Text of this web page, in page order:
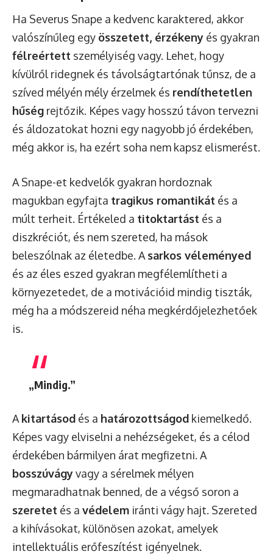
Ha Severus Snape a kedvenc karaktered, akkor
valószínűleg egy összetett, érzékeny és gyakran
félreértett személyiség vagy. Lehet, hogy
kívülről ridegnek és távolságtartónak tűnsz, de a
szíved mélyén mély érzelmek és rendíthetetlen
hűség rejtőzik. Képes vagy hosszú távon tervezni
és áldozatokat hozni egy nagyobb jó érdekében,
még akkor is, ha ezért soha nem kapsz elismerést.
A Snape-et kedvelők gyakran hordoznak
magukban egyfajta tragikus romantikát és a
múlt terheit. Értékeled a titoktartást és a
diszkréciót, és nem szereted, ha mások
beleszólnak az életedbe. A sarkos véleményed
és az éles eszed gyakran megfélemlítheti a
környezetedet, de a motivációid mindig tiszták,
még ha a módszereid néha megkérdőjelezhetőek
is.
„Mindig.”
A kitartásod és a határozottságod kiemelkedő.
Képes vagy elviselni a nehézségeket, és a célod
érdekében bármilyen árat megfizetni. A
bosszúvágyvagy a sérelmek mélyen
megmaradhatnak benned, de a végső soron a
szeretet és a védelem iránti vágy hajt. Szereted
a kihívásokat, különösen azokat, amelyek
intellektuális erőfeszítést igényelnek.